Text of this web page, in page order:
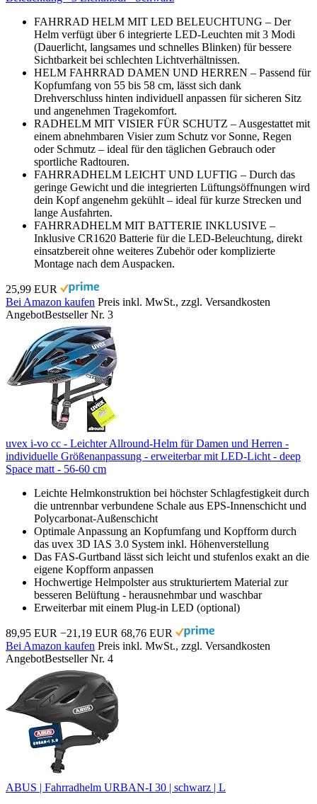
FAHRRAD HELM MIT LED BELEUCHTUNG – Der
Helm verfügt über 6 integrierte LED-Leuchten mit 3 Modi
(Dauerlicht, langsames und schnelles Blinken) für bessere
Sichtbarkeit bei schlechten Lichtverhältnissen.
HELM FAHRRAD DAMEN UND HERREN – Passend für
Kopfumfang von 55 bis 58 cm, lässt sich dank
Drehverschluss hinten individuell anpassen für sicheren Sitz
und angenehmen Tragekomfort.
RADHELM MIT VISIER FÜR SCHUTZ – Ausgestattet mit
einem abnehmbaren Visier zum Schutz vor Sonne, Regen
oder Schmutz – ideal für den täglichen Gebrauch oder
sportliche Radtouren.
FAHRRADHELM LEICHT UND LUFTIG – Durch das
geringe Gewicht und die integrierten Lüftungsöffnungen wird
dein Kopf angenehm gekühlt – ideal für kurze Strecken und
lange Ausfahrten.
FAHRRADHELM MIT BATTERIE INKLUSIVE –
Inklusive CR1620 Batterie für die LED-Beleuchtung, direkt
einsatzbereit ohne weiteres Zubehör oder komplizierte
Montage nach dem Auspacken.
25,99 EUR
Bei Amazon kaufen Preis inkl. MwSt., zzgl. Versandkosten
AngebotBestseller Nr. 3
uvex i-vo cc - Leichter Allround-Helm für Damen und Herren -
individuelle Größenanpassung - erweiterbar mit LED-Licht - deep
Space matt - 56-60 cm
Leichte Helmkonstruktion bei höchster Schlagfestigkeit durch
die untrennbar verbundene Schale aus EPS-Innenschicht und
Polycarbonat-Außenschicht
Optimale Anpassung an Kopfumfang und Kopfform durch
das uvex 3D IAS 3.0 System inkl. Höhenverstellung
Das FAS-Gurtband lässt sich leicht und stufenlos exakt an die
eigene Kopfform anpassen
Hochwertige Helmpolster aus strukturiertem Material zur
besseren Belüftung - herausnehmbar und waschbar
Erweiterbar mit einem Plug-in LED (optional)
89,95 EUR −21,19 EUR 68,76 EUR
Bei Amazon kaufen Preis inkl. MwSt., zzgl. Versandkosten
AngebotBestseller Nr. 4
ABUS | Fahrradhelm URBAN-I 30 | schwarz | L